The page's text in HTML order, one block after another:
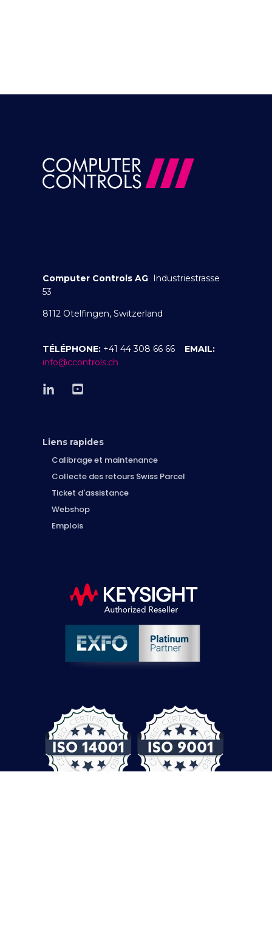
Computer Controls AG Industriestrasse
53
8112 Otelfingen, Switzerland
TÉLÉPHONE: +41 44 308 66 66 EMAIL:
info@ccontrols.ch
Liens rapides
Calibrage et maintenance
Collecte des retours Swiss Parcel
Ticket d'assistance
Webshop
Emplois